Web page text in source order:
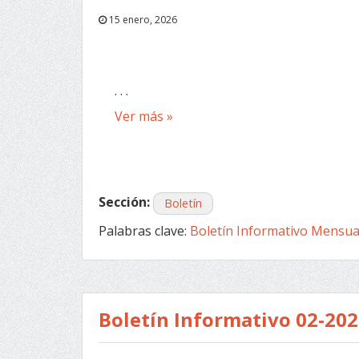
15 enero, 2026
. . .
Ver más »
Sección: Boletín
Palabras clave: Boletín Informativo
Boletín Informativo 02-